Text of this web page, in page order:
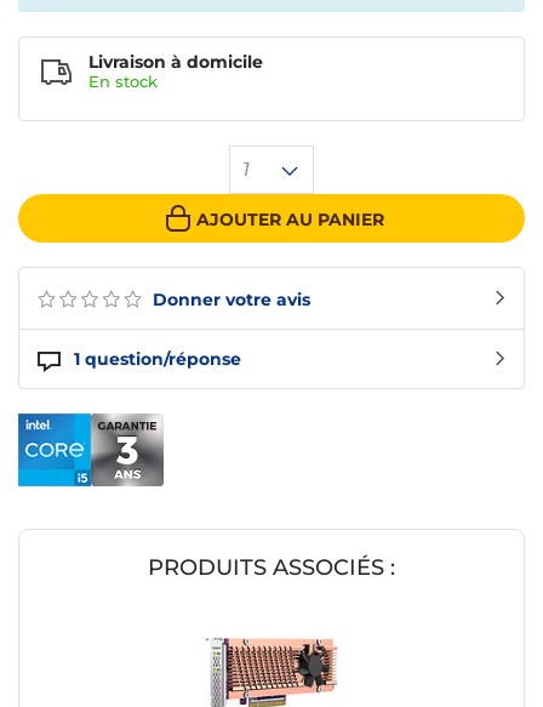
Donner votre avis
1 question/réponse
1
AJOUTER AU PANIER
Livraison à domicile
En stock
PRODUITS ASSOCIÉS :